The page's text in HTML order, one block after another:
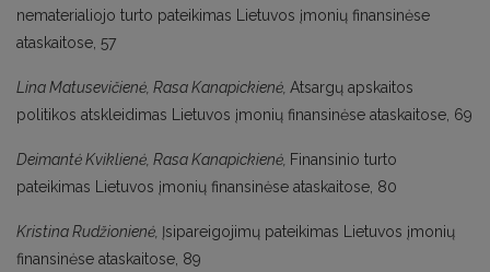
nematerialiojo turto pateikimas Lietuvos įmonių finansinėse
ataskaitose, 57
Lina Matusevičienė, Rasa Kanapickienė, Atsargų apskaitos
politikos atskleidimas Lietuvos įmonių finansinėse ataskaitose, 69
Deimantė Kviklienė, Rasa Kanapickienė, Finansinio turto
pateikimas Lietuvos įmonių finansinėse ataskaitose, 80
Kristina Rudžionienė, Įsipareigojimų pateikimas Lietuvos įmonių
finansinėse ataskaitose, 89